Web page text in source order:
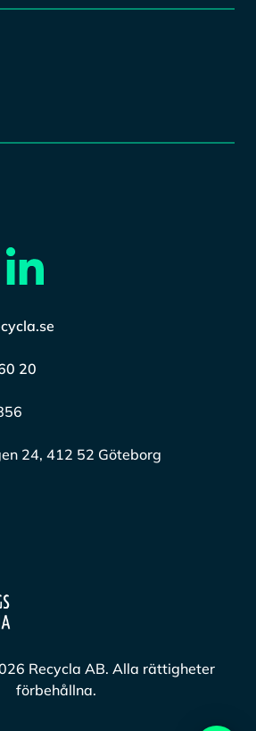
20
24, 412 52 Göteborg
Recycla AB. Alla rättigheter
förbehållna.